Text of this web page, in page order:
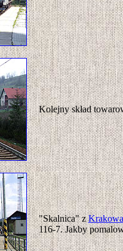
Kolejny skład
"Skalnica" z
116-7. Jakby